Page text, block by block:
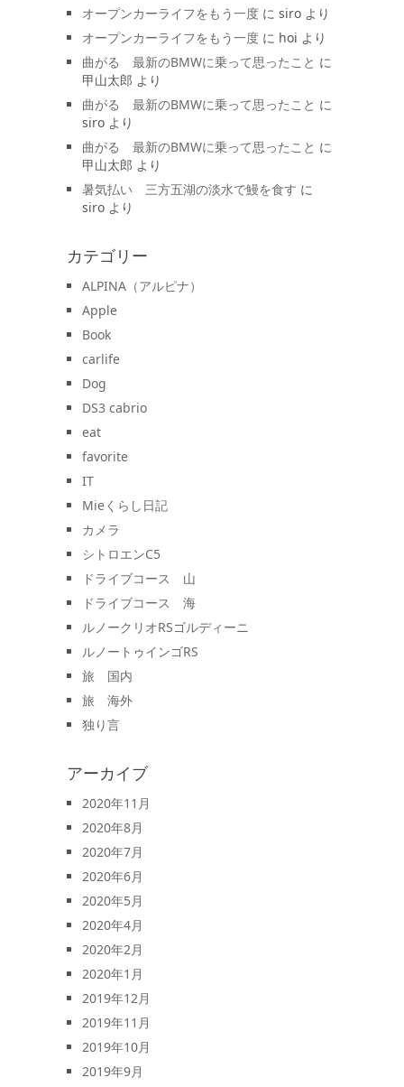
オープンカーライフをもう一度 に siro より
オープンカーライフをもう一度 に hoi より
曲がる 最新のBMWに乗って思ったこと に
甲山太郎 より
曲がる 最新のBMWに乗って思ったこと に
siro より
曲がる 最新のBMWに乗って思ったこと に
甲山太郎 より
暑気払い 三方五湖の淡水で鰻を食す に
siro より
カテゴリー
ALPINA（アルピナ）
Apple
Book
carlife
Dog
DS3 cabrio
eat
favorite
IT
Mieくらし日記
カメラ
シトロエンC5
ドライブコース 山
ドライブコース 海
ルノークリオRSゴルディーニ
ルノートゥインゴRS
旅 国内
旅 海外
独り言
アーカイブ
2020年11月
2020年8月
2020年7月
2020年6月
2020年5月
2020年4月
2020年2月
2020年1月
2019年12月
2019年11月
2019年10月
2019年9月